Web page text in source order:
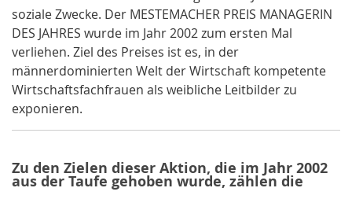
soziale Zwecke. Der MESTEMACHER PREIS MANAGERIN
DES JAHRES wurde im Jahr 2002 zum ersten Mal
verliehen. Ziel des Preises ist es, in der
männerdominierten Welt der Wirtschaft kompetente
Wirtschaftsfachfrauen als weibliche Leitbilder zu
exponieren.
Zu den Zielen dieser Aktion, die im Jahr 2002
aus der Taufe gehoben wurde, zählen die